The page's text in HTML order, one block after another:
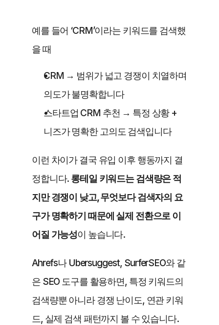
예를 들어 ‘CRM’이라는 키워드를 검색했
을 때
CRM → 범위가 넓고 경쟁이 치열하며
의도가 불명확합니다
스타트업 CRM 추천 → 특정 상황 +
니즈가 명확한 고의도 검색입니다
이런 차이가 결국 유입 이후 행동까지 결
정합니다. 롱테일 키워드는 검색량은 적
지만 경쟁이 낮고, 무엇보다 검색자의 요
구가 명확하기 때문에 실제 전환으로 이
어질 가능성이 높습니다.
Ahrefs나 Ubersuggest, SurferSEO와 같
은 SEO 도구를 활용하면, 특정 키워드의
검색량뿐 아니라 경쟁 난이도, 연관 키워
드, 실제 검색 패턴까지 볼 수 있습니다.